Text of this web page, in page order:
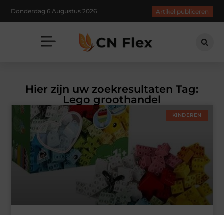
Donderdag 6 Augustus 2026 Artikel publiceren
Hier zijn uw zoekresultaten Tag:
Lego groothandel
KINDEREN